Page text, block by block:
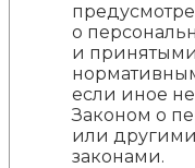
о
и принятыми
если иное
Законом о
или
законами.